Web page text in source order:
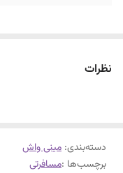
نظرات
دسته‌بندی: مینی واش
برچسب‌ها :مسافرتی